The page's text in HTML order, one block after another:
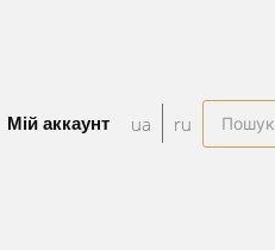
Мій аккаунт ua ru
Пошук
товарів